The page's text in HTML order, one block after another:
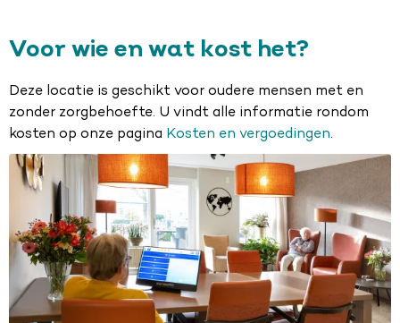
Voor wie en wat kost het?
Deze locatie is geschikt voor oudere mensen met en
zonder zorgbehoefte. U vindt alle informatie rondom
kosten op onze pagina Kosten en vergoedingen.